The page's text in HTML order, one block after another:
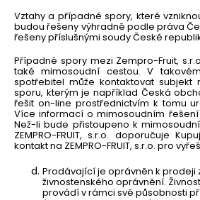
Vztahy a případné spory, které
budou řešeny výhradně podle práva
řešeny příslušnými soudy České
Případné spory mezi Zempro-Fruit,
také mimosoudní cestou. V
spotřebitel může kontaktovat subjekt
sporu, kterým je například Česká
řešit on-line prostřednictvím k tomu
Více informací o mimosoudním
Než-li bude přistoupeno k
ZEMPRO-FRUIT, s.r.o. doporučuje
kontakt na ZEMPRO-FRUIT, s.r.o. pro
Prodávající je oprávněn k prodeji
živnostenského oprávnění.
provádí v rámci své působnosti